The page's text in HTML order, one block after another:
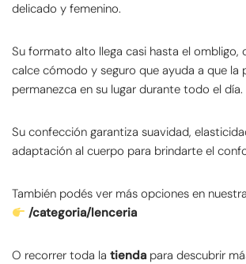
delicado y femenino.
Su formato alto llega casi hasta el ombligo,
calce cómodo y seguro que ayuda a que la
permanezca en su lugar durante todo el día.
Su confección garantiza suavidad,
adaptación al cuerpo para brindarte el
También podés ver más opciones en
/categoria/lenceria
O recorrer toda la tienda para descubrir